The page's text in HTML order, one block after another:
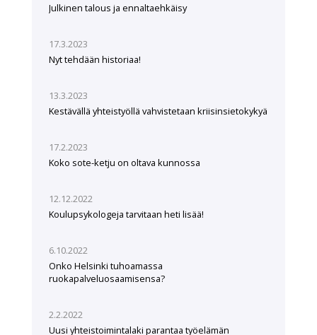
Julkinen talous ja ennaltaehkäisy
17.3.2023
Nyt tehdään historiaa!
13.3.2023
Kestävällä yhteistyöllä vahvistetaan kriisinsietokykyä
17.2.2023
Koko sote-ketju on oltava kunnossa
12.12.2022
Koulupsykologeja tarvitaan heti lisää!
6.10.2022
Onko Helsinki tuhoamassa
ruokapalveluosaamisensa?
2.2.2022
Uusi yhteistoimintalaki parantaa työelämän